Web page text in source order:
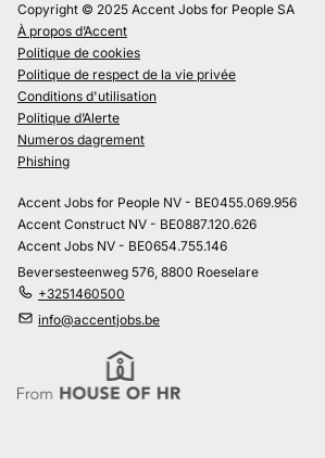
Copyright © 2025 Accent Jobs for People SA
À propos d’Accent
Politique de cookies
Politique de respect de la vie privée
Conditions d'utilisation
Politique d’Alerte
Numeros dagrement
Phishing
Accent Jobs for People NV - BE0455.069.956
Accent Construct NV - BE0887.120.626
Accent Jobs NV - BE0654.755.146
Beversesteenweg 576, 8800 Roeselare
+3251460500
info@accentjobs.be